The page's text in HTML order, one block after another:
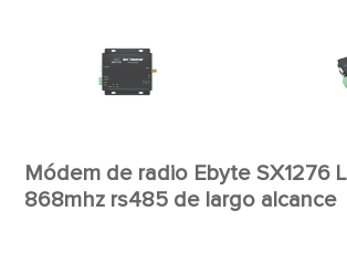
Módem de radio Ebyte SX1276
868mhz rs485 de largo alcance